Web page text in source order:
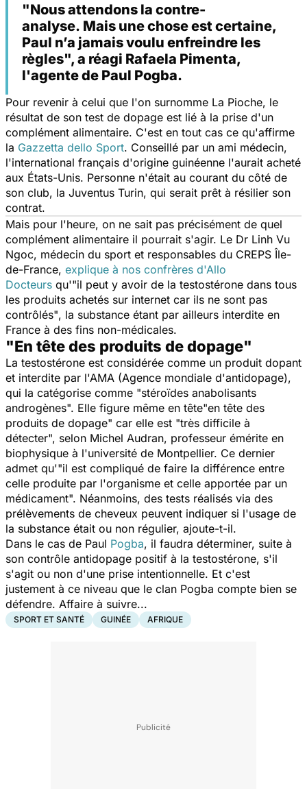
"Nous attendons la contre-
analyse. Mais une chose est certaine,
Paul n’a jamais voulu enfreindre les
règles", a réagi Rafaela Pimenta,
l'agente de Paul Pogba.
Pour revenir à celui que l'on surnomme La Pioche, le
résultat de son test de dopage est lié à la prise d'un
complément alimentaire. C'est en tout cas ce qu'affirme
la Gazzetta dello Sport. Conseillé par un ami médecin,
l'international français d'origine guinéenne l'aurait acheté
aux États-Unis. Personne n'était au courant du côté de
son club, la Juventus Turin, qui serait prêt à résilier son
contrat.
Mais pour l'heure, on ne sait pas précisément de quel
complément alimentaire il pourrait s'agir. Le Dr Linh Vu
Ngoc, médecin du sport et responsables du CREPS Île-
de-France, explique à nos confrères d'Allo
Docteurs qu'"il peut y avoir de la testostérone dans tous
les produits achetés sur internet car ils ne sont pas
contrôlés", la substance étant par ailleurs interdite en
France à des fins non-médicales.
"En tête des produits de dopage"
La testostérone est considérée comme un produit dopant
et interdite par l'AMA (Agence mondiale d'antidopage),
qui la catégorise comme "stéroïdes anabolisants
androgènes". Elle figure même en tête"en tête des
produits de dopage" car elle est "très difficile à
détecter", selon Michel Audran, professeur émérite en
biophysique à l'université de Montpellier. Ce dernier
admet qu'"il est compliqué de faire la différence entre
celle produite par l'organisme et celle apportée par un
médicament". Néanmoins, des tests réalisés via des
prélèvements de cheveux peuvent indiquer si l'usage de
la substance était ou non régulier, ajoute-t-il.
Dans le cas de Paul Pogba, il faudra déterminer, suite à
son contrôle antidopage positif à la testostérone, s'il
s'agit ou non d'une prise intentionnelle. Et c'est
justement à ce niveau que le clan Pogba compte bien se
défendre. Affaire à suivre...
SPORT ET SANTÉ GUINÉE AFRIQUE